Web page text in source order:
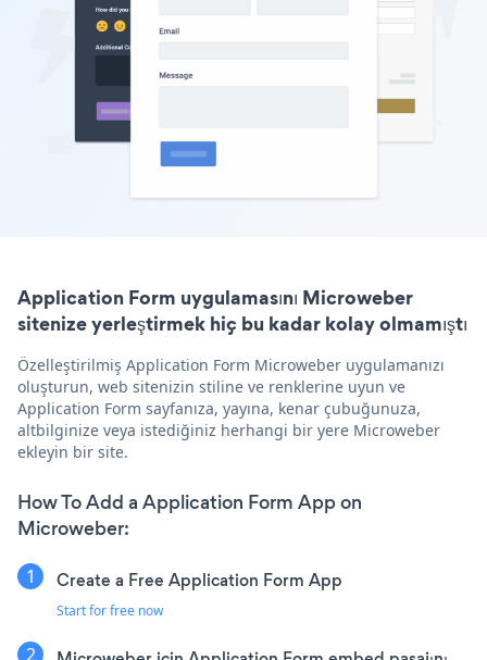
Application Form uygulamasını Microweber
sitenize yerleştirmek hiç bu kadar kolay olmamıştı
Özelleştirilmiş Application Form Microweber uygulamanızı
oluşturun, web sitenizin stiline ve renklerine uyun ve
Application Form sayfanıza, yayına, kenar çubuğunuza,
altbilginize veya istediğiniz herhangi bir yere Microweber
ekleyin bir site.
How To Add a Application Form App on
Microweber:
Create a Free Application Form App
Start for free now